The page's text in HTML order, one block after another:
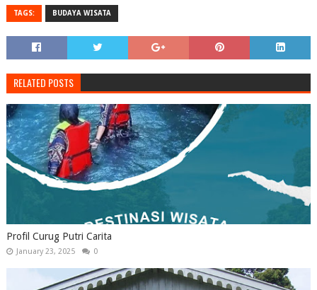
TAGS: BUDAYA WISATA
RELATED POSTS
Profil Curug Putri Carita
January 23, 2025 0